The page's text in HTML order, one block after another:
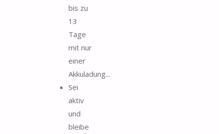
bis zu
13
Tage
mit nur
einer
Akkuladung...
Sei
aktiv
und
bleibe